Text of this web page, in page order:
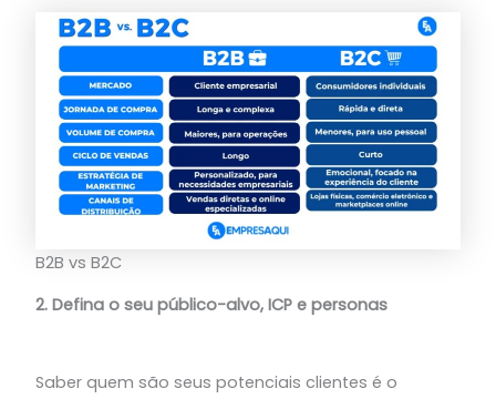
B2B vs B2C
2. Defina o seu público-alvo, ICP e personas
Saber quem são seus potenciais clientes é o